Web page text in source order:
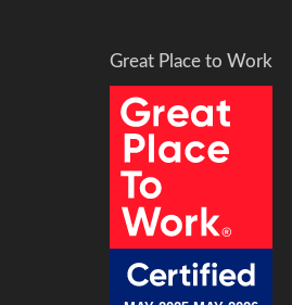
Great Place to Work